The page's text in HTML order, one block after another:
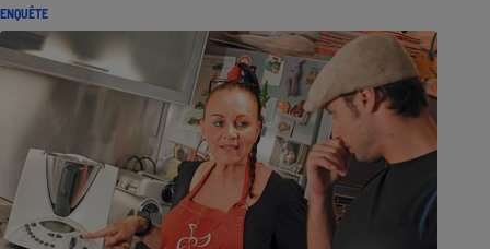
ENQUÊTE